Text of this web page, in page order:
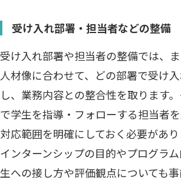
受け入れ部署・担当者などの整備
受け入れ部署や担当者の整備では、
人材像に合わせて、どの部署で受け
し、業務内容との整合性を取ります
で学生を指導・フォローする担当者
対応範囲を明確にしておく必要があ
インターンシップの目的やプログラ
生への接し方や評価観点についても